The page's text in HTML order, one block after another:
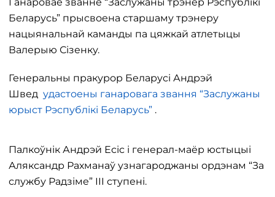
Беларусь” прысвоена старшаму трэнеру
нацыянальнай каманды па цяжкай атлетыцы
Валерыю Сізенку.
Генеральны пракурор Беларусі Андрэй
Швед удастоены ганаровага звання “Заслужаны
юрыст Рэспублікі Беларусь” .
Палкоўнік Андрэй Есіс і генерал-маёр юстыцыі
Аляксандр Рахманаў узнагароджаны ордэнам “За
службу Радзіме” III ступені.